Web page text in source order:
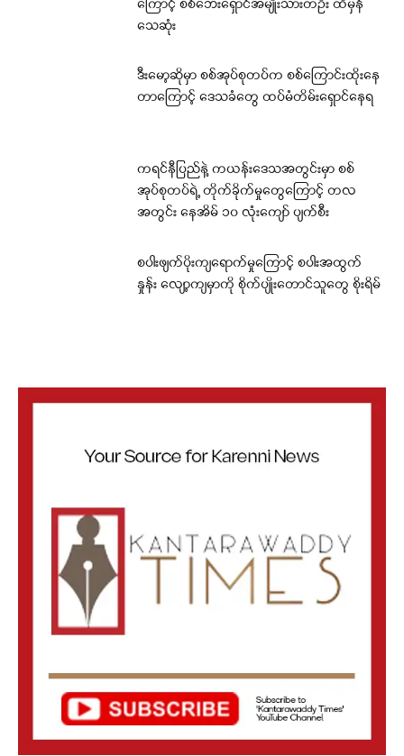
ကြောင့် စစ်ဘေးရှောင်အမျိုးသားတဦး ထိမှန်
သေဆုံး
ဒီးမော့ဆိုမှာ စစ်အုပ်စုတပ်က စစ်ကြောင်းထိုးနေ
တာကြောင့် ဒေသခံတွေ ထပ်မံတိမ်းရှောင်နေရ
ကရင်နီပြည်နဲ့ ကယန်းဒေသအတွင်းမှာ စစ်
အုပ်စုတပ်ရဲ့ တိုက်ခိုက်မှုတွေကြောင့် တလ
အတွင်း နေအိမ် ၁၀ လုံးကျော် ပျက်စီး
စပါးဖျက်ပိုးကျရောက်မှုကြောင့် စပါးအထွက်
နှုန်း လျော့ကျမှာကို စိုက်ပျိုးတောင်သူတွေ စိုးရိမ်